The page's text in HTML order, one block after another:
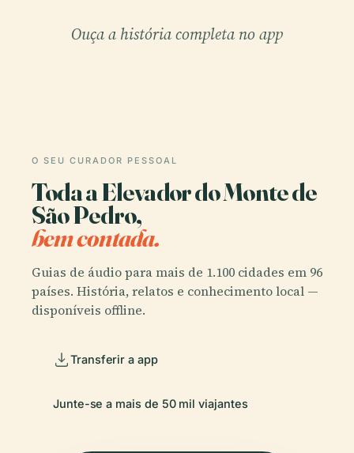
Ouça a história completa no app
O SEU CURADOR PESSOAL
Toda a Elevador do Monte de
São Pedro,
bem contada.
Guias de áudio para mais de 1.100 cidades em 96
países. História, relatos e conhecimento local —
disponíveis offline.
Transferir a app
Junte-se a mais de 50 mil viajantes